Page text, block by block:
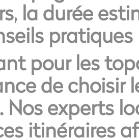
la durée
pour les
de
Nos experts
itinéraires